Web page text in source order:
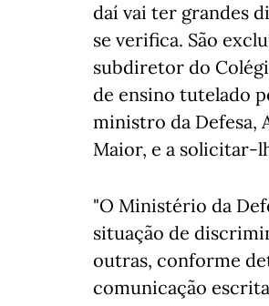
daí vai ter grandes
se verifica. São
subdiretor do
de ensino tutelado
ministro da Defesa,
Maior, e a solicitar-
"O Ministério da
situação de
outras, conforme
comunicação